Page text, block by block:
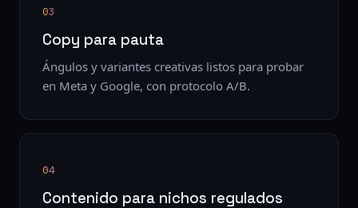
03
Copy para pauta
Ángulos y variantes creativas listos para probar
en Meta y Google, con protocolo A/B.
04
Contenido para nichos regulados